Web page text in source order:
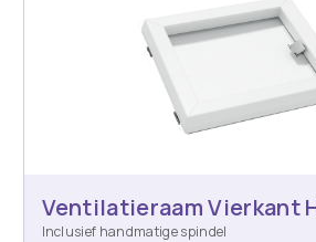
Ventilatieraam Vierkant
Inclusief handmatige spindel